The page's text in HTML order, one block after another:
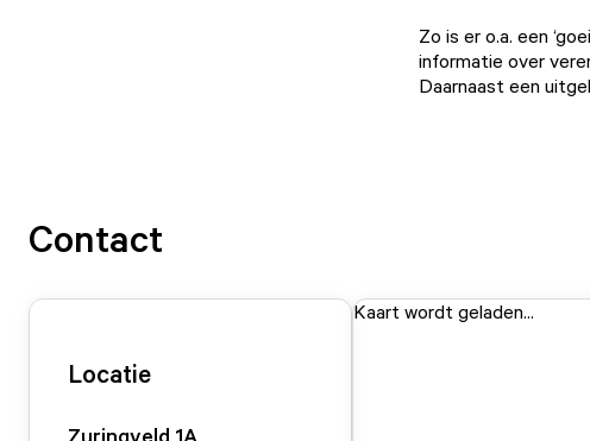
Zo is er o.a. een
informatie over
Daarnaast een
Contact
Locatie
Zuringveld 1A
Kaart wordt geladen...